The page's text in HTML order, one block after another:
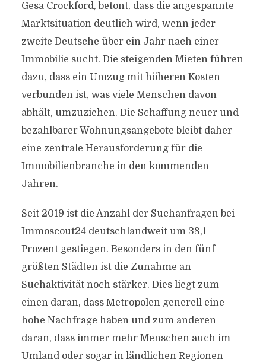
Gesa Crockford, betont, dass die angespannte
Marktsituation deutlich wird, wenn jeder
zweite Deutsche über ein Jahr nach einer
Immobilie sucht. Die steigenden Mieten führen
dazu, dass ein Umzug mit höheren Kosten
verbunden ist, was viele Menschen davon
abhält, umzuziehen. Die Schaffung neuer und
bezahlbarer Wohnungsangebote bleibt daher
eine zentrale Herausforderung für die
Immobilienbranche in den kommenden
Jahren.
Seit 2019 ist die Anzahl der Suchanfragen bei
Immoscout24 deutschlandweit um 38,1
Prozent gestiegen. Besonders in den fünf
größten Städten ist die Zunahme an
Suchaktivität noch stärker. Dies liegt zum
einen daran, dass Metropolen generell eine
hohe Nachfrage haben und zum anderen
daran, dass immer mehr Menschen auch im
Umland oder sogar in ländlichen Regionen